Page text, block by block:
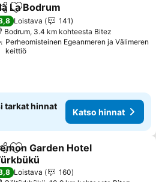
Lisää suosikkeihin
La Bodrum
Loistava
141
Bodrum, 3.4 km kohteesta Bitez
Perheomisteinen Egeanmeren ja Välimeren
keittiö
tarkat hinnat
Katso hinnat
Lisää suosikkeihin
Garden Hotel
hinnat
Loistava
160